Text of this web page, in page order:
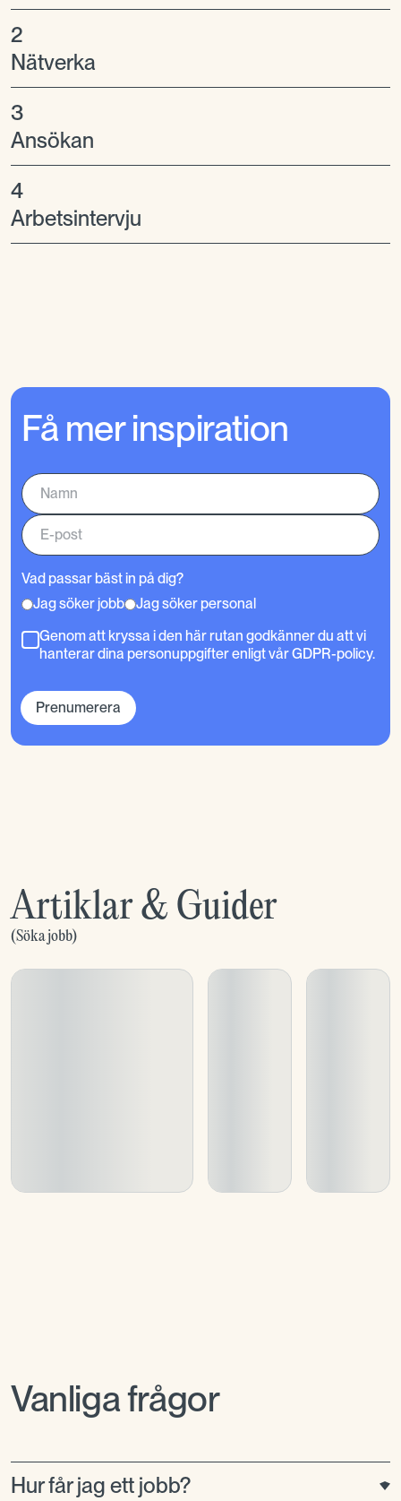
2
Nätverka
3
Ansökan
4
Arbetsintervju
Få mer inspiration
Vad passar bäst in på dig?
Jag söker jobb
Jag söker personal
Genom att kryssa i den här rutan godkänner du att vi
hanterar dina personuppgifter enligt vår GDPR-policy.
Prenumerera
Artiklar & Guider
(Söka jobb)
Vanliga frågor
Hur får jag ett jobb?